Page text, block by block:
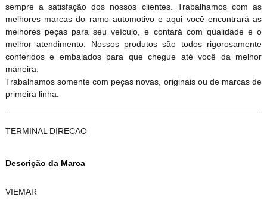
sempre a satisfação dos nossos clientes. Trabalhamos com as
melhores marcas do ramo automotivo e aqui você encontrará as
melhores peças para seu veículo, e contará com qualidade e o
melhor atendimento. Nossos produtos são todos rigorosamente
conferidos e embalados para que chegue até você da melhor
maneira.
Trabalhamos somente com peças novas, originais ou de marcas de
primeira linha.
TERMINAL DIRECAO
Descrição da Marca
VIEMAR